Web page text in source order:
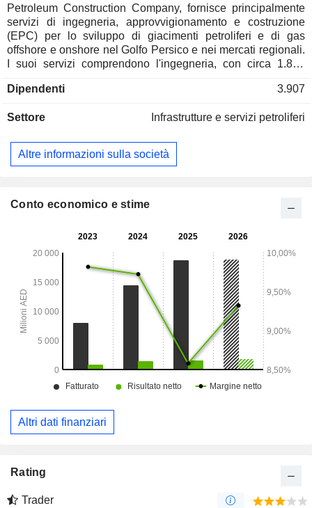
Petroleum Construction Company, fornisce principalmente
servizi di ingegneria, approvvigionamento e costruzione
(EPC) per lo sviluppo di giacimenti petroliferi e di gas
offshore e onshore nel Golfo Persico e nei mercati regionali.
I suoi servizi comprendono l'ingegneria, con circa 1.850
che lavorano a progetti onshore e offshore utilizzando
si estendono su oltre 1,3 milioni di metri quadrati e in grado
comprese strutture di superficie fino a 25.000 tonnellate
metriche; la costruzione onshore e offshore; la gestione dei
Limited, ANEWA Engineering Pvt. Ltd. e altre ancora.
Dipendenti 3.907
Settore Infrastrutture e servizi petroliferi
Altre informazioni sulla società
Conto economico e stime
Altri dati finanziari
Rating
Trader